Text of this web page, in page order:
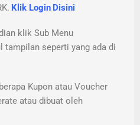
Klik Login Disini
klik Sub Menu
tampilan seperti yang ada di
Kupon atau Voucher
atau dibuat oleh